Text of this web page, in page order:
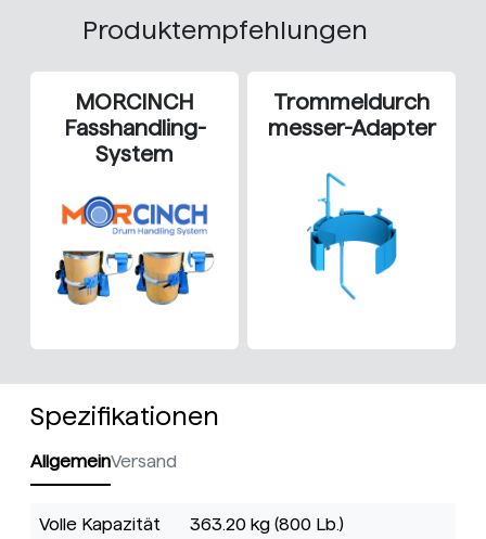
Produktempfehlungen
MORCINCH
Fasshandling-
System
Trommeldurch
messer-Adapter
Spezifikationen
AllgemeinVersand
Volle Kapazität 363.20 kg (800 Lb.)